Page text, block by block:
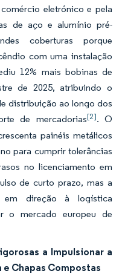
eletrónico e pela
de aço e alumínio pré-
coberturas porque
com uma instalação
12% mais bobinas de
de 2025, atribuindo o
distribuição ao longo dos
de mercadorias[2]. O
painéis metálicos
para cumprir tolerâncias
no licenciamento em
de curto prazo, mas a
em direção à logística
o mercado europeu de
a Impulsionar a
Chapas Compostas